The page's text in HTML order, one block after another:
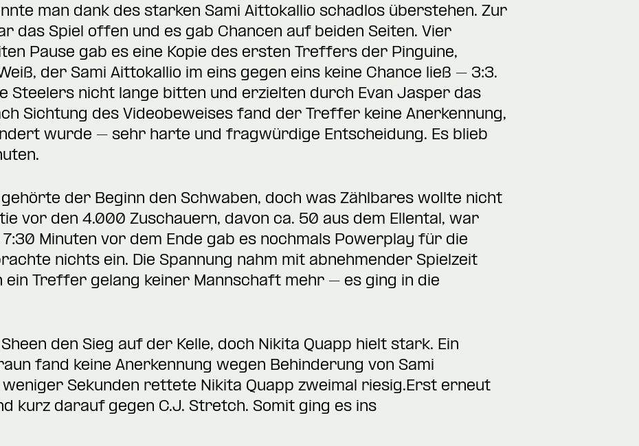
man dank des starken Sami Aittokallio schadlos überstehen. Zur
das Spiel offen und es gab Chancen auf beiden Seiten. Vier
Pause gab es eine Kopie des ersten Treffers der Pinguine,
der Sami Aittokallio im eins gegen eins keine Chance ließ – 3:3.
Steelers nicht lange bitten und erzielten durch Evan Jasper das
Sichtung des Videobeweises fand der Treffer keine Anerkennung,
wurde – sehr harte und fragwürdige Entscheidung. Es blieb
der Beginn den Schwaben, doch was Zählbares wollte nicht
vor den 4.000 Zuschauern, davon ca. 50 aus dem Ellental, war
Minuten vor dem Ende gab es nochmals Powerplay für die
nichts ein. Die Spannung nahm mit abnehmender Spielzeit
ein Treffer gelang keiner Mannschaft mehr – es ging in die
den Sieg auf der Kelle, doch Nikita Quapp hielt stark. Ein
fand keine Anerkennung wegen Behinderung von Sami
Sekunden rettete Nikita Quapp zweimal riesig.Erst erneut
kurz darauf gegen C.J. Stretch. Somit ging es ins